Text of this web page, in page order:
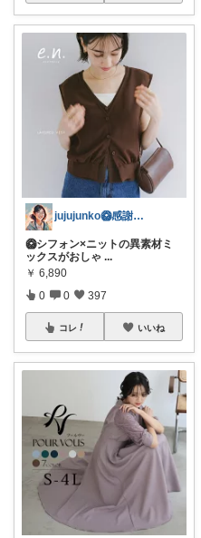
jujujunko🥝感謝です✨️✨️
🥝シフォン×ニットの異素材ミ
ックスがおしゃ ...
￥ 6,890
0 0 397
コレ いいね